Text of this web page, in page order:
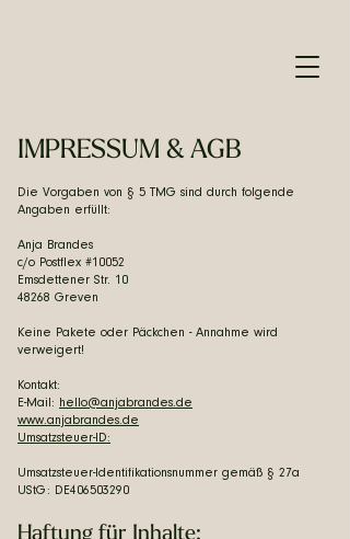
IMPRESSUM & AGB
Die Vorgaben von § 5 TMG sind durch folgende
Angaben erfüllt:
Anja Brandes
c/o Postflex #10052
Emsdettener Str. 10
48268 Greven
Keine Pakete oder Päckchen - Annahme wird
verweigert!
Kontakt:
E-Mail: hello@anjabrandes.de
www.anjabrandes.de
Umsatzsteuer-ID:
Umsatzsteuer-Identifikationsnummer gemäß § 27a
UStG: DE406503290
Haftung für Inhalte: